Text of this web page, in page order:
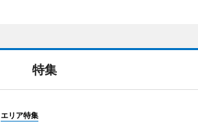
特集
エリア特集